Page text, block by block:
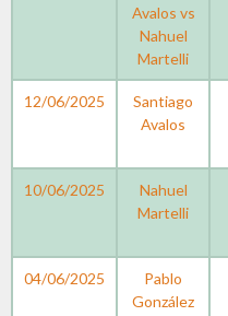
Avalos vs
Nahuel
Martelli
12/06/2025
Santiago
Avalos
10/06/2025
Nahuel
Martelli
04/06/2025
Pablo
González